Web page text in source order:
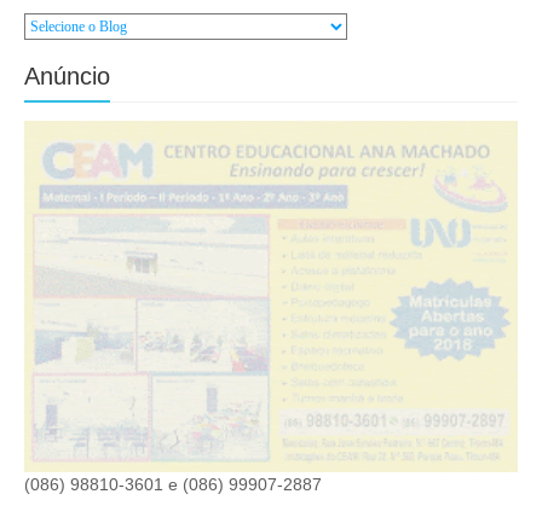
Anúncio
(086) 98810-3601 e (086) 99907-2887